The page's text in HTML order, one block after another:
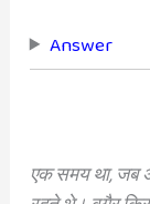
Answer
एक समय था, जब